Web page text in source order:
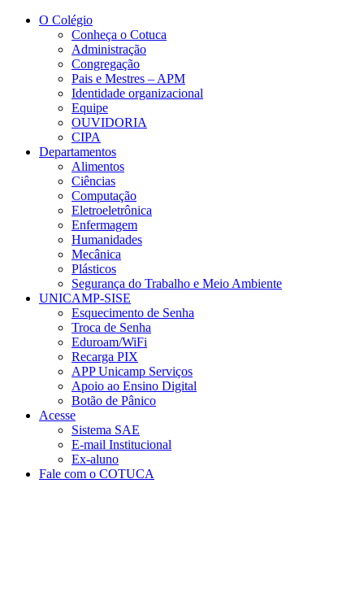
Conteúdo principal
O Colégio
Conheça o Cotuca
Administração
Congregação
Pais e Mestres – APM
Identidade organizacional
Equipe
OUVIDORIA
CIPA
Departamentos
Alimentos
Ciências
Computação
Eletroeletrônica
Enfermagem
Humanidades
Mecânica
Plásticos
Segurança do Trabalho e Meio Ambiente
UNICAMP-SISE
Esquecimento de Senha
Troca de Senha
Eduroam/WiFi
Recarga PIX
APP Unicamp Serviços
Apoio ao Ensino Digital
Botão de Pânico
Acesse
Sistema SAE
E-mail Institucional
Ex-aluno
Fale com o COTUCA